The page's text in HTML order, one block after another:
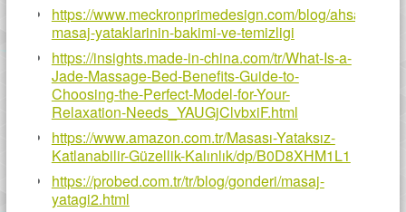
https://www.meckronprimedesign.com/blog/ahsap-
masaj-yataklarinin-bakimi-ve-temizligi
https://insights.made-in-china.com/tr/What-Is-a-
Jade-Massage-Bed-Benefits-Guide-to-
Choosing-the-Perfect-Model-for-Your-
Relaxation-Needs_YAUGjClvbxiF.html
https://www.amazon.com.tr/Masası-Yataksız-
Katlanabilir-Güzellik-Kalınlık/dp/B0D8XHM1L1
https://probed.com.tr/tr/blog/gonderi/masaj-
yatagi2.html